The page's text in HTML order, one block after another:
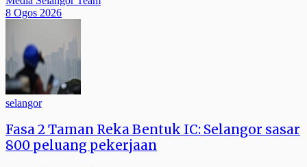
8 Ogos 2026
selangor
Fasa 2 Taman Reka Bentuk IC: Selangor sasar
800 peluang pekerjaan